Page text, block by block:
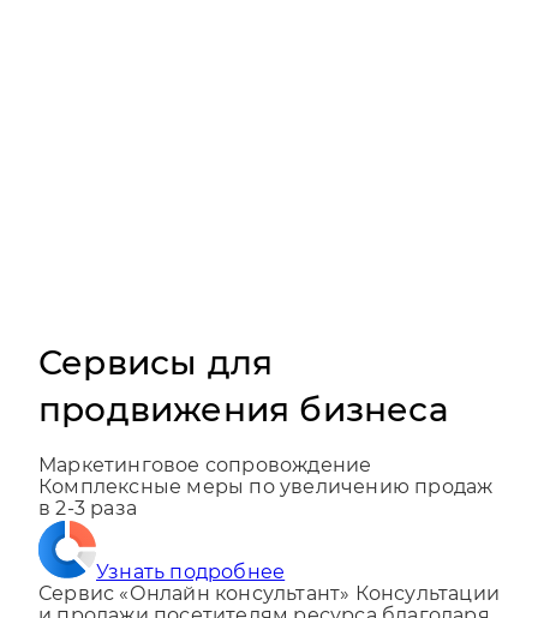
Сервисы для
продвижения бизнеса
Маркетинговое сопровождение
Комплексные меры по увеличению продаж
в 2-3 раза
Узнать подробнее